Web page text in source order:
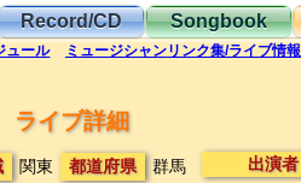
Record/CD Songbook
ュール ミュージシャンリンク集/ライブ情報
ライブ詳細
関東 都道府県
群馬
出演者